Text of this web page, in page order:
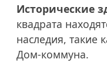
Исторические
квадрата
наследия, такие
Дом-коммуна.